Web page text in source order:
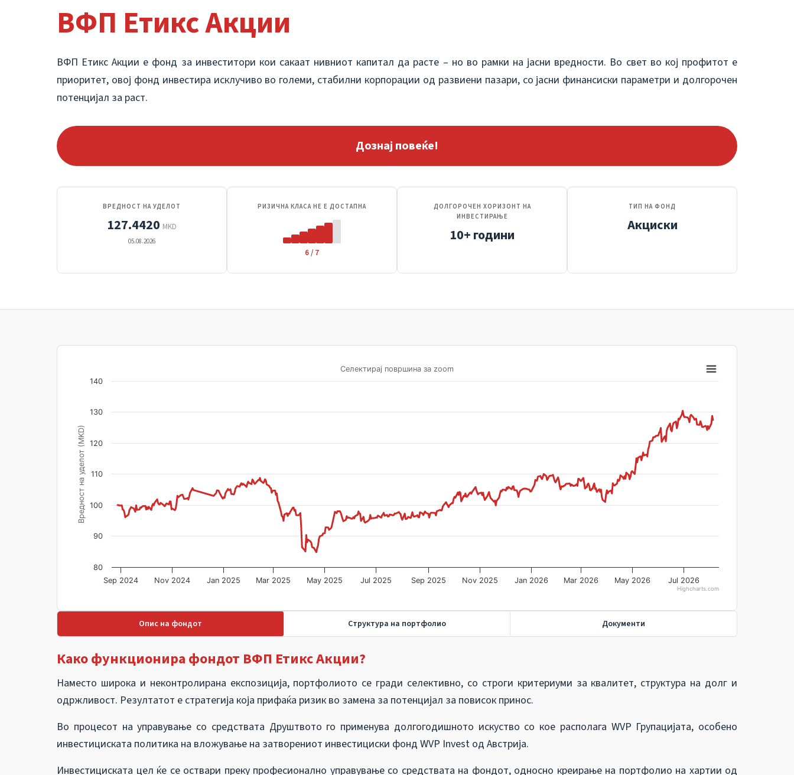
ВФП Етикс Акции
ВФП Етикс Акции е фонд за инвеститори кои сакаат нивниот капитал да расте – но во рамки на јасни вредности. Во свет во кој профитот е
приоритет, овој фонд инвестира исклучиво во големи, стабилни корпорации од развиени пазари, со јасни финансиски параметри и долгорочен
потенцијал за раст.
Дознај повеќе!
ВРЕДНОСТ НА УДЕЛОТ
127.4420 MKD
05.08.2026
РИЗИЧНА КЛАСА НЕ Е ДОСТАПНА
6 / 7
ДОЛГОРОЧЕН ХОРИЗОНТ НА
ИНВЕСТИРАЊЕ
10+ години
ТИП НА ФОНД
Акциски
Вредност на уделот (MKD)
Селектирај површина за zoom
Sep 2024 Nov 2024 Jan 2025 Mar 2025 May 2025 Jul 2025 Sep 2025 Nov 2025 Jan 2026 Mar 2026 May 2026 Jul 2026
80
90
100
110
120
130
140
Highcharts.com
Опис на фондот Структура на портфолио Документи
Како функционира фондот ВФП Етикс Акции?
Наместо широка и неконтролирана експозиција, портфолиото се гради селективно, со строги критериуми за квалитет, структура на долг и
одржливост. Резултатот е стратегија која прифаќа ризик во замена за потенцијал за повисок принос.
Во процесот на управување со средствата Друштвото го применува долгогодишното искуство со кое располага WVP Групацијата, особено
инвестициската политика на вложување на затворениот инвестициски фонд WVP Invest од Австрија.
Инвестициската цел ќе се оствари преку професионално управување со средствата на фондот, односно креирање на портфолио на хартии од